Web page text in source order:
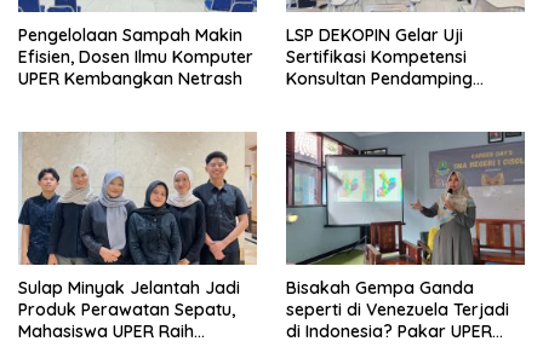
Pengelolaan Sampah Makin
Efisien, Dosen Ilmu Komputer
UPER Kembangkan Netrash
LSP DEKOPIN Gelar Uji
Sertifikasi Kompetensi
Konsultan Pendamping
Sulap Minyak Jelantah Jadi
Produk Perawatan Sepatu,
Mahasiswa UPER Raih
Bisakah Gempa Ganda
seperti di Venezuela Terjadi
di Indonesia? Pakar UPER